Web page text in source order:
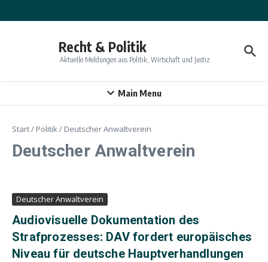
Recht & Politik
Aktuelle Meldungen aus Politik, Wirtschaft und Justiz
Main Menu
Start/ Politik/ Deutscher Anwaltverein
Deutscher Anwaltverein
Deutscher Anwaltverein
Audiovisuelle Dokumentation des
Strafprozesses: DAV fordert europäisches
Niveau für deutsche Hauptverhandlungen